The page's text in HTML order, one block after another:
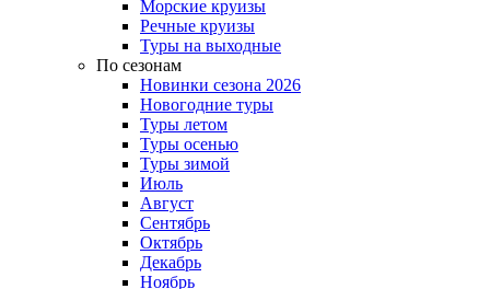
Морские круизы
Речные круизы
Туры на выходные
По сезонам
Новинки сезона 2026
Новогодние туры
Туры летом
Туры осенью
Туры зимой
Июль
Август
Сентябрь
Октябрь
Декабрь
Ноябрь